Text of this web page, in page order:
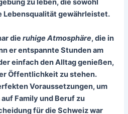
zu leben, die sowohl
Lebensqualität gewährleistet.
dieruhige Atmosphäre, die in
er entspannte Stunden am
einfach den Alltag genießen,
Öffentlichkeit zu stehen.
Voraussetzungen, um
Family und Beruf zu
für die Schweiz war